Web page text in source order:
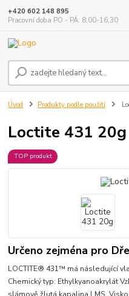
+420 602 148 895
Pracovní doba PO - PÁ: 8,00-16,30
Úvod Produkty podle použití
Loctite 431 20g
TOP produkt
Určeno zejména pro
LOCTITE® 431™ má následující
Chemický typ: Ethylkyanoakrylát